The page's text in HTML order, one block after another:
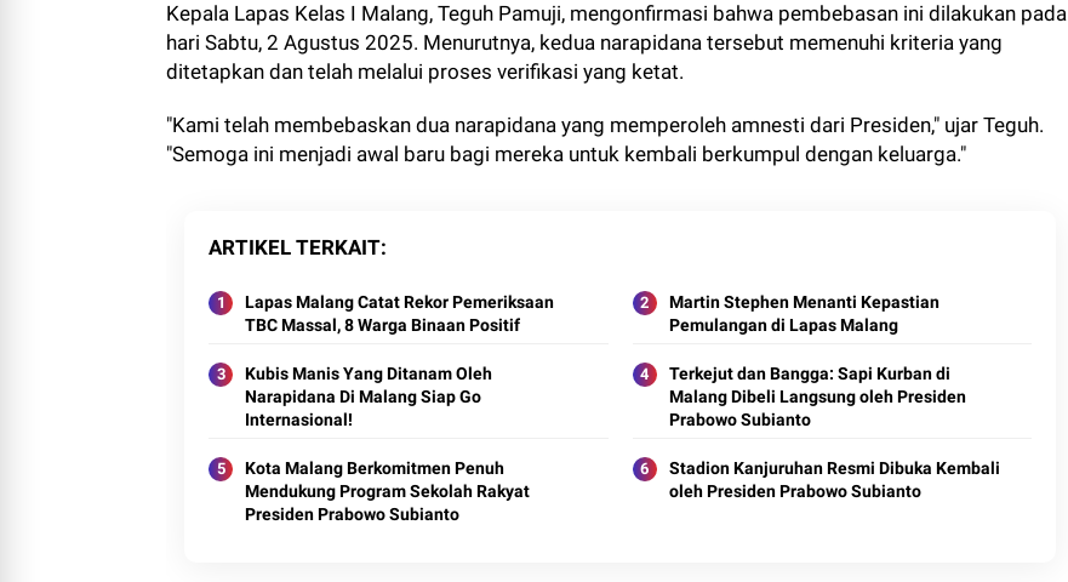
Kepala Lapas Kelas I Malang, Teguh Pamuji, mengonfirmasi bahwa pembebasan ini dilakukan pada
hari Sabtu, 2 Agustus 2025. Menurutnya, kedua narapidana tersebut memenuhi kriteria yang
ditetapkan dan telah melalui proses verifikasi yang ketat.
"Kami telah membebaskan dua narapidana yang memperoleh amnesti dari Presiden," ujar Teguh.
"Semoga ini menjadi awal baru bagi mereka untuk kembali berkumpul dengan keluarga."
ARTIKEL TERKAIT
Lapas Malang Catat Rekor Pemeriksaan
TBC Massal, 8 Warga Binaan Positif
Martin Stephen Menanti Kepastian
Pemulangan di Lapas Malang
Kubis Manis Yang Ditanam Oleh
Narapidana Di Malang Siap Go
Internasional!
Terkejut dan Bangga: Sapi Kurban di
Malang Dibeli Langsung oleh Presiden
Prabowo Subianto
Kota Malang Berkomitmen Penuh
Mendukung Program Sekolah Rakyat
Presiden Prabowo Subianto
Stadion Kanjuruhan Resmi Dibuka Kembali
oleh Presiden Prabowo Subianto